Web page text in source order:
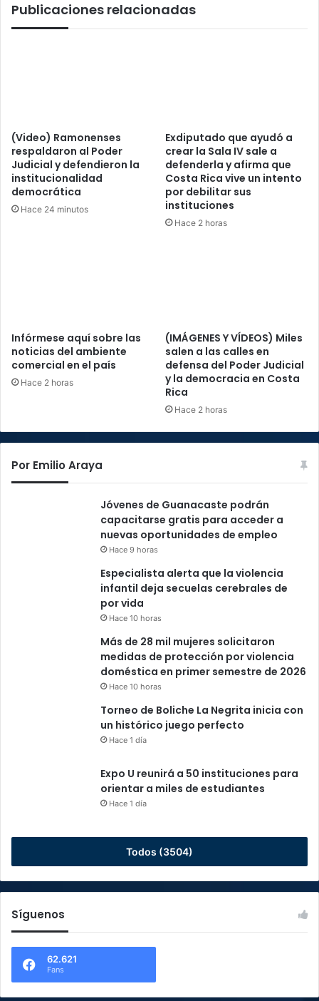
Publicaciones relacionadas
(Video) Ramonenses
respaldaron al Poder
Judicial y defendieron la
institucionalidad
democrática
Hace 24 minutos
Exdiputado que ayudó a
crear la Sala IV sale a
defenderla y afirma que
Costa Rica vive un intento
por debilitar sus
instituciones
Hace 2 horas
Infórmese aquí sobre las
noticias del ambiente
comercial en el país
Hace 2 horas
(IMÁGENES Y VÍDEOS) Miles
salen a las calles en
defensa del Poder Judicial
y la democracia en Costa
Rica
Hace 2 horas
Por Emilio Araya
Jóvenes de Guanacaste podrán
capacitarse gratis para acceder a
nuevas oportunidades de empleo
Hace 9 horas
Especialista alerta que la violencia
infantil deja secuelas cerebrales de
por vida
Hace 10 horas
Más de 28 mil mujeres solicitaron
medidas de protección por violencia
doméstica en primer semestre de 2026
Hace 10 horas
Torneo de Boliche La Negrita inicia con
un histórico juego perfecto
Hace 1 día
Expo U reunirá a 50 instituciones para
orientar a miles de estudiantes
Hace 1 día
Todos (3504)
Síguenos
62.621
Fans